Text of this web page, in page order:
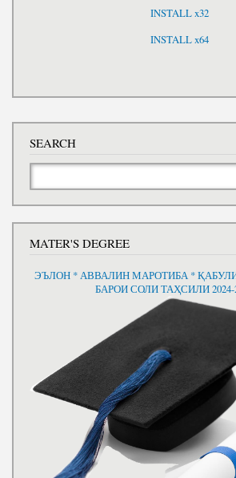
INSTALL x32
INSTALL x64
SEARCH
MATER'S DEGREE
ЭЪЛОН * АВВАЛИН МАРОТИБА *
БАРОИ СОЛИ ТАҲСИЛИ 2024-